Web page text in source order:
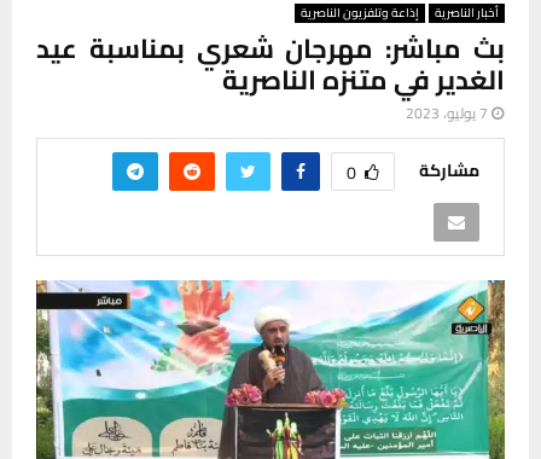
أخبار الناصرية إذاعة وتلفزيون الناصرية
بث مباشر: مهرجان شعري بمناسبة عيد
الغدير في متنزه الناصرية
7 يوليو، 2023
مشاركة 0